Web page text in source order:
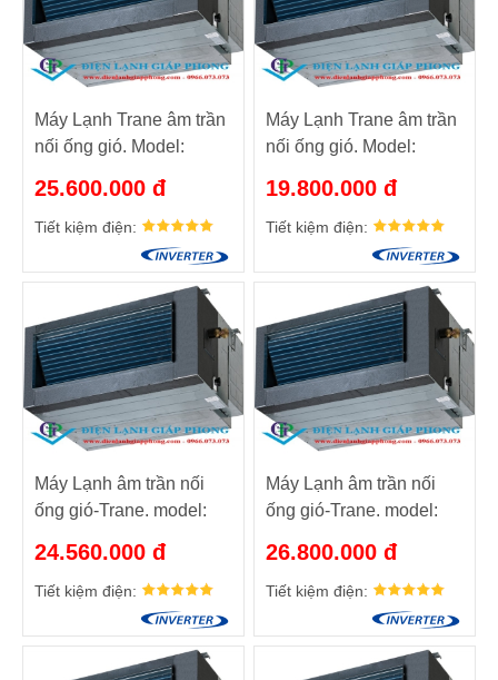
Máy Lạnh Trane âm trần
nối ống gió. Model:
25.600.000 đ
Tiết kiệm điện:
Máy Lạnh Trane âm trần
nối ống gió. Model:
19.800.000 đ
Tiết kiệm điện:
Máy Lạnh âm trần nối
ống gió-Trane. model:
– 1.5HP
24.560.000 đ
Tiết kiệm điện:
Máy Lạnh âm trần nối
ống gió-Trane. model:
– 1.5HP
26.800.000 đ
Tiết kiệm điện: